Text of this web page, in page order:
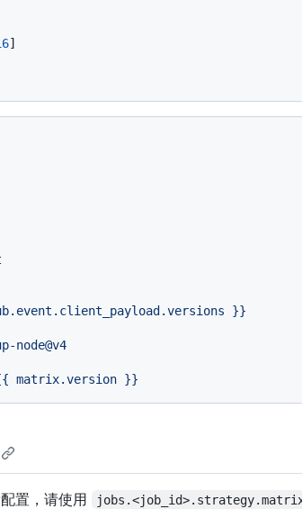
]
}}
node@v4
matrix.version }}
置，请使用